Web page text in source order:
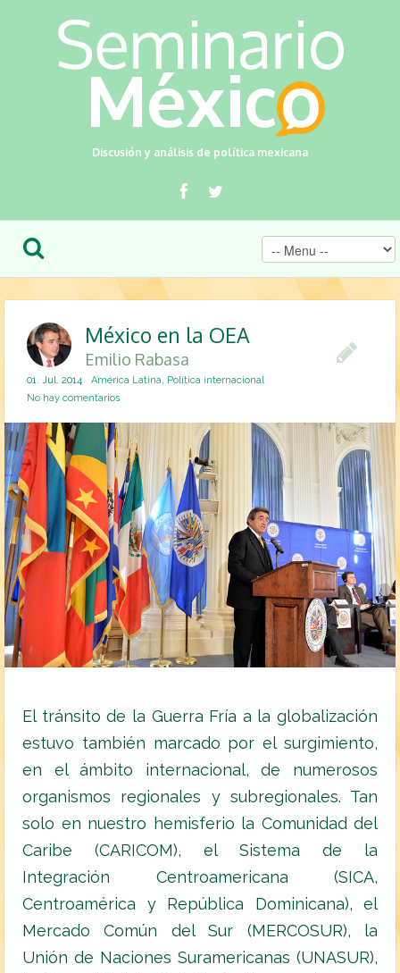
Discusión y análisis de política mexicana
México en la OEA
Emilio Rabasa
01. Jul. 2014 América Latina, Política internacional
No hay comentarios
El tránsito de la Guerra Fría a la globalización
estuvo también marcado por el surgimiento,
en el ámbito internacional, de numerosos
organismos regionales y subregionales. Tan
solo en nuestro hemisferio la Comunidad del
Caribe (CARICOM), el Sistema de la
Integración Centroamericana (SICA,
Centroamérica y República Dominicana), el
Mercado Común del Sur (MERCOSUR), la
Unión de Naciones Suramericanas (UNASUR),